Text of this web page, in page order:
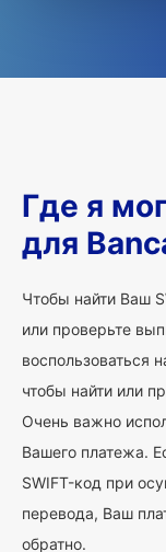
Где я
для
Чтобы найти Ваш
или проверьте
воспользоваться
чтобы найти или
Очень важно
Вашего платежа.
SWIFT-код при
перевода, Ваш
обратно.